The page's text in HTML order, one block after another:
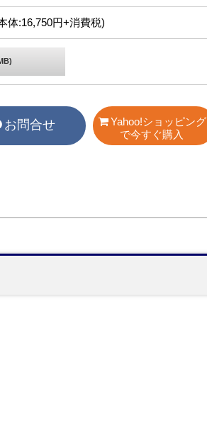
体:16,750円+消費税)
お問合せ
Yahoo!ショッピング
で今すぐ購入